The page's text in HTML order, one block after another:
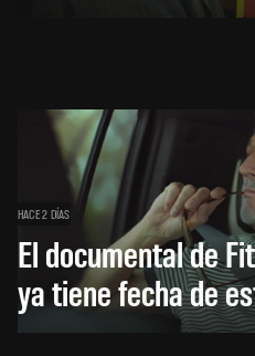
HACE 2 DÍAS
El documental de
ya tiene fecha de